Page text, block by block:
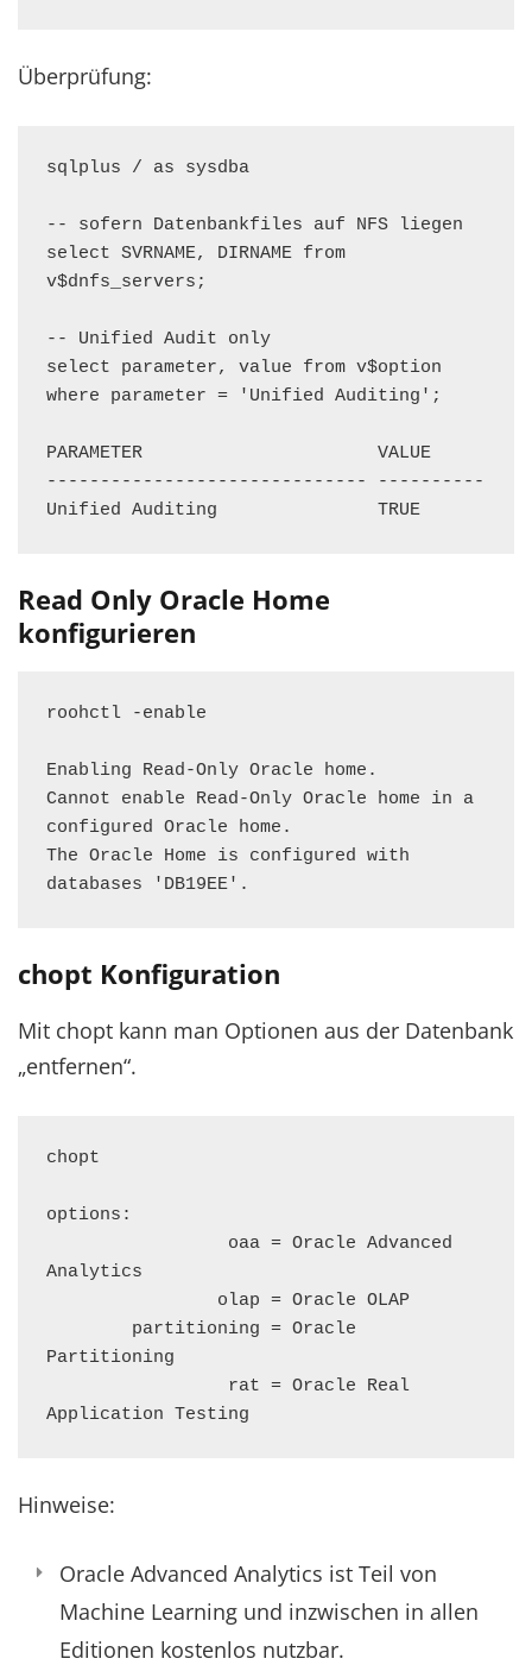
Überprüfung:
sqlplus / as sysdba
-- sofern Datenbankfiles auf NFS liegen
select SVRNAME, DIRNAME from
v$dnfs_servers;
-- Unified Audit only
select parameter, value from v$option
where parameter = 'Unified Auditing';
PARAMETER                      VALUE
------------------------------ ----------
Unified Auditing               TRUE
Read Only Oracle Home
konfigurieren
roohctl -enable
Enabling Read-Only Oracle home.
Cannot enable Read-Only Oracle home in a
configured Oracle home.
The Oracle Home is configured with
databases 'DB19EE'.
chopt Konfiguration
Mit chopt kann man Optionen aus der Datenbank
„entfernen“.
chopt
options:
Analytics
Partitioning
Application Testing
Hinweise:
Oracle Advanced Analytics ist Teil von
Machine Learning und inzwischen in allen
Editionen kostenlos nutzbar.